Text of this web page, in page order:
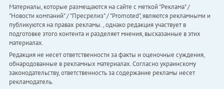
Материалы, которые размещаются на сайте с меткой "Реклама" /
"Новости компаний" / "Пресрелиз" / "Promoted", являются рекламными и
публикуются на правах рекламы. , однако редакция участвует в
подготовке этого контента и разделяет мнения, высказанные в этих
материалах.
Редакция не несет ответственности за факты и оценочные суждения,
обнародованные в рекламных материалах. Согласно украинскому
законодательству, ответственность за содержание рекламы несет
рекламодатель.